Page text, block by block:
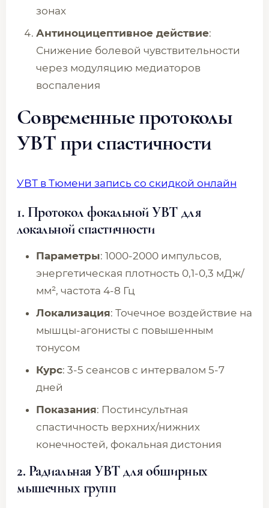
зонах
Антиноцицептивное действие:
Снижение болевой чувствительности
через модуляцию медиаторов
воспаления
Современные протоколы
УВТ при спастичности
УВТ в Тюмени запись со скидкой онлайн
1. Протокол фокальной УВТ для
локальной спастичности
Параметры: 1000-2000 импульсов,
энергетическая плотность 0,1-0,3 мДж/
мм², частота 4-8 Гц
Локализация: Точечное воздействие на
мышцы-агонисты с повышенным
тонусом
Курс: 3-5 сеансов с интервалом 5-7
дней
Показания: Постинсультная
спастичность верхних/нижних
конечностей, фокальная дистония
2. Радиальная УВТ для обширных
мышечных групп